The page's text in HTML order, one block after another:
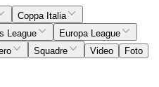
Coppa Italia
League
Europa League
Squadre Video
Foto